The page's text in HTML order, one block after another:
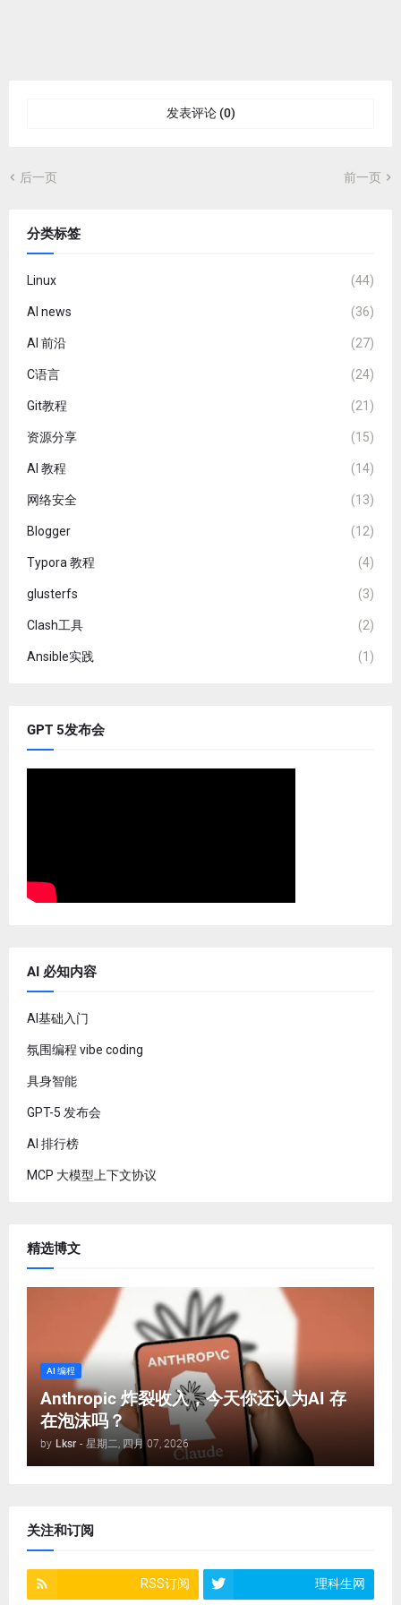
发表评论 (0)
后一页 前一页
分类标签
Linux (44)
AI news (36)
AI 前沿 (27)
C语言 (24)
Git教程 (21)
资源分享 (15)
AI 教程 (14)
网络安全 (13)
Blogger (12)
Typora 教程 (4)
glusterfs (3)
Clash工具 (2)
Ansible实践 (1)
GPT 5发布会
AI 必知内容
AI基础入门
氛围编程 vibe coding
具身智能
GPT-5 发布会
AI 排行榜
MCP 大模型上下文协议
精选博文
AI 编程
Anthropic 炸裂收入，今天你还认为AI 存
在泡沫吗？
by Lksr - 星期二, 四月 07, 2026
关注和订阅
RSS订阅 理科生网